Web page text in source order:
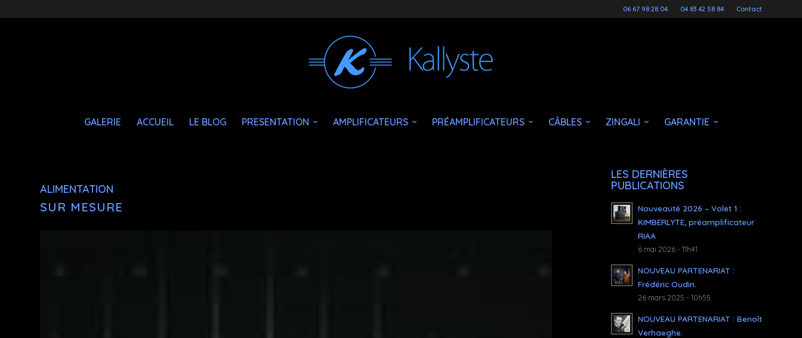
06 67 98 28 04 04 83 42 58 84 Contact
GALERIE ACCUEIL LE BLOG PRESENTATION AMPLIFICATEURS PRÉAMPLIFICATEURS CÂBLES ZINGALI GARANTIE
ALIMENTATION
SUR MESURE
LES DERNIÈRES
PUBLICATIONS
Nouveauté 2026 – Volet 1 :
KIMBERLYTE, préamplificateur
RIAA
6 mai 2026 - 11h41
NOUVEAU PARTENARIAT :
Frédéric Oudin.
26 mars 2025 - 10h55
NOUVEAU PARTENARIAT : Benoît
Verhaeghe.